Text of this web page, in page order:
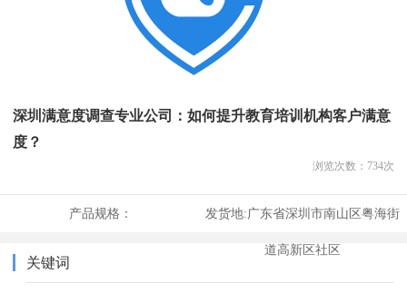
深圳满意度调查专业公司：如何提升教育培训机构客户满意
度？
浏览次数： 734次
产品规格： 发货地:广东省深圳市南山区粤海街
道高新区社区
关键词